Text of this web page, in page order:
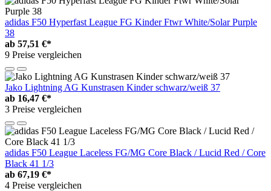
adidas F50 Hyperfast League FG Kinder Ftwr White/Solar Purple
38
ab 57,51 €*
9 Preise vergleichen
Jako Lightning AG Kunstrasen Kinder schwarz/weiß 37
ab 16,47 €*
3 Preise vergleichen
adidas F50 League Laceless FG/MG Core Black / Lucid Red / Core
Black 41 1/3
ab 67,19 €*
4 Preise vergleichen